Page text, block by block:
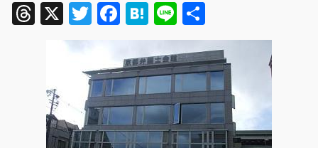
Threads
X TwitterFacebook
Hatena
Line
有